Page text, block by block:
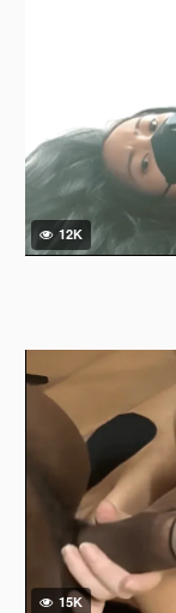
12K
15K